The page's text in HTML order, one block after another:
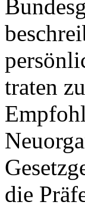
traten
die